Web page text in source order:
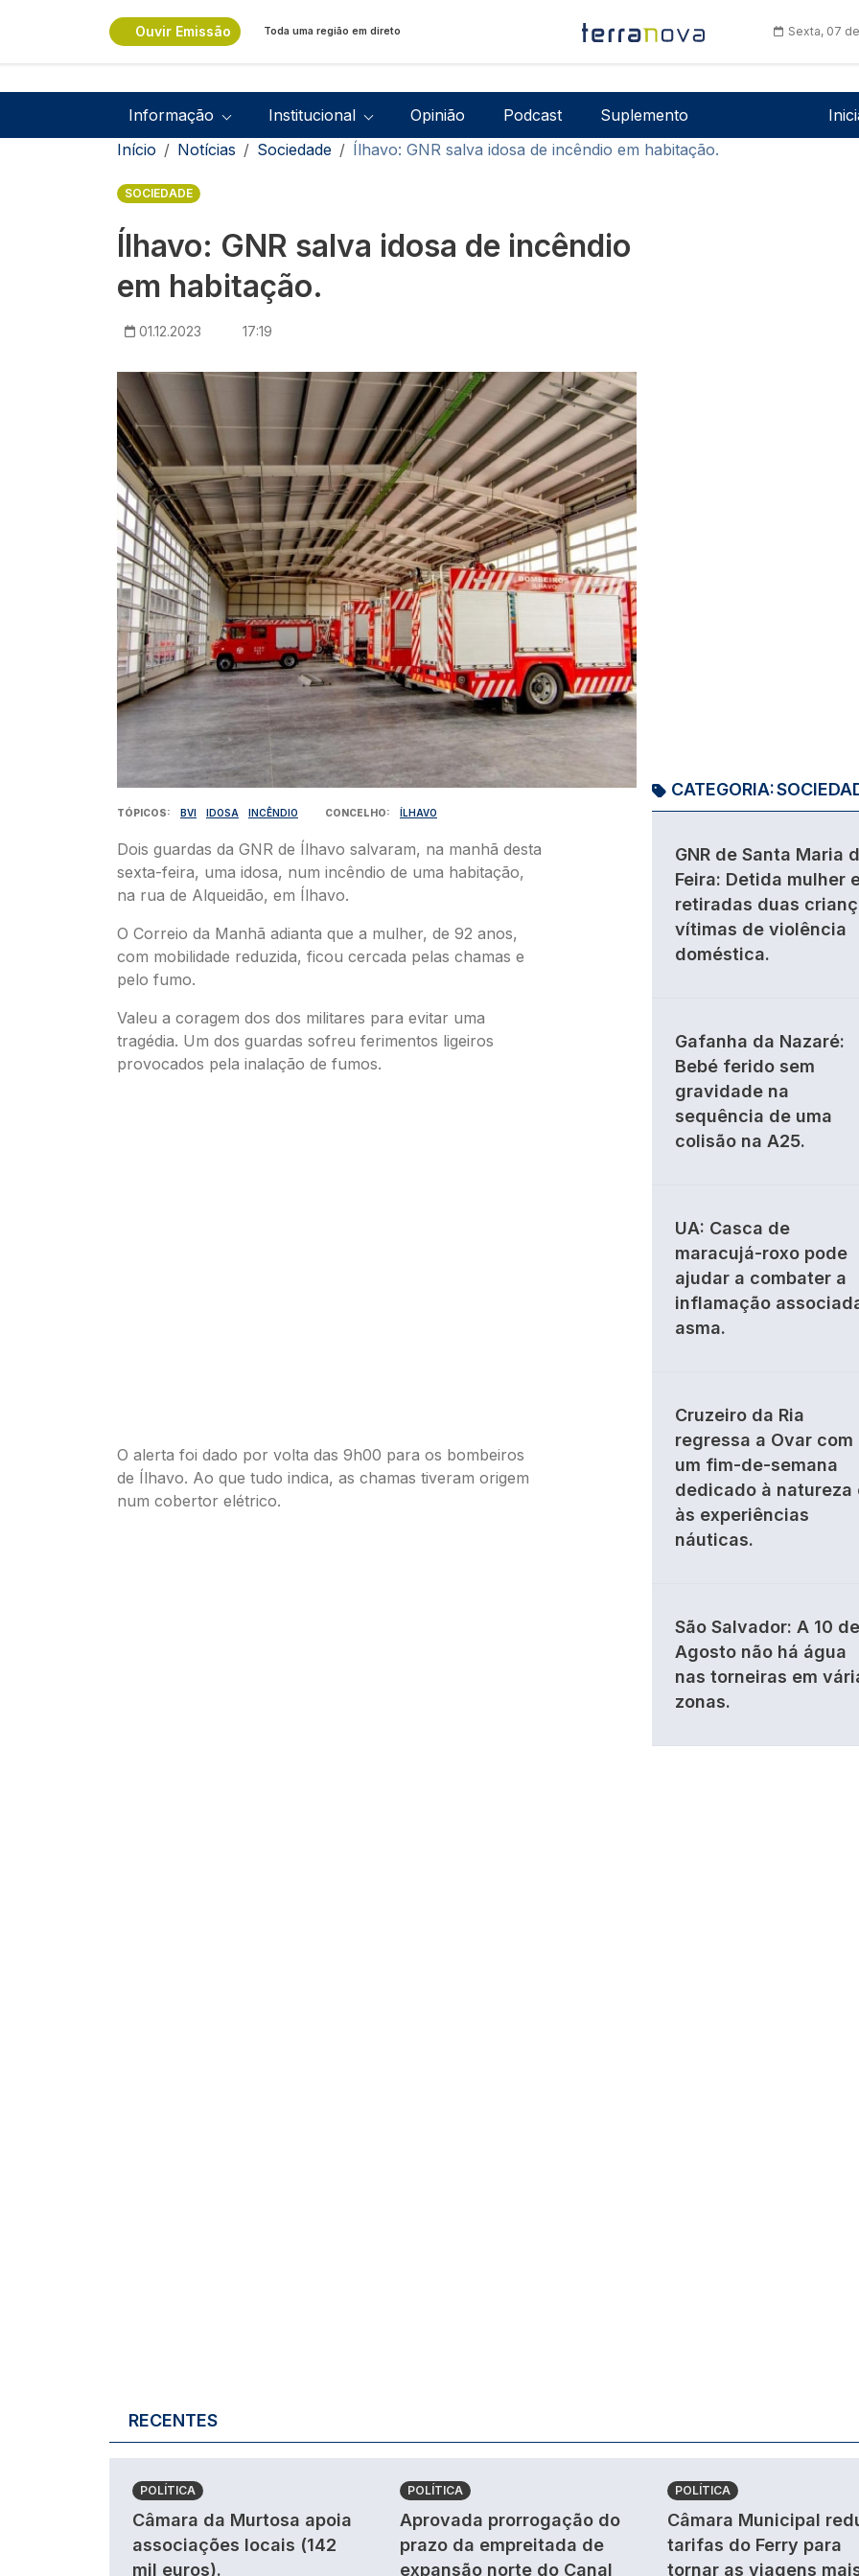
Ouvir Emissão Toda uma região em direto Sexta, 07
Navegação principal
Informação Institucional Opinião Podcast Suplemento
Navegação estrutural
Início Notícias Sociedade Ílhavo: GNR salva idosa de incêndio em habitação.
SOCIEDADE
Ílhavo: GNR salva idosa de incêndio
em habitação.
01.12.2023 17:19
Imagem
TÓPICOS BVI IDOSA INCÊNDIO CONCELHO ÍLHAVO
Dois guardas da GNR de Ílhavo salvaram, na manhã desta
sexta-feira, uma idosa, num incêndio de uma habitação,
na rua de Alqueidão, em Ílhavo.
O Correio da Manhã adianta que a mulher, de 92 anos,
com mobilidade reduzida, ficou cercada pelas chamas e
pelo fumo.
Valeu a coragem dos dos militares para evitar uma
tragédia. Um dos guardas sofreu ferimentos ligeiros
provocados pela inalação de fumos.
O alerta foi dado por volta das 9h00 para os bombeiros
de Ílhavo. Ao que tudo indica, as chamas tiveram origem
num cobertor elétrico.
CATEGORIA:
GNR de Santa Maria
Feira: Detida mulher
retiradas duas
vítimas de violência
doméstica.
Gafanha da Nazaré:
Bebé ferido sem
gravidade na
sequência de uma
colisão na A25.
UA: Casca de
maracujá-roxo pode
ajudar a combater a
inflamação
asma.
Cruzeiro da Ria
regressa a Ovar com
um fim-de-semana
dedicado à natureza
às experiências
náuticas.
São Salvador: A 10 de
Agosto não há água
nas torneiras em
zonas.
RECENTES
POLÍTICA
Câmara da Murtosa apoia
associações locais (142
mil euros).
POLÍTICA
Aprovada prorrogação do
prazo da empreitada de
expansão norte do Canal
POLÍTICA
Câmara Municipal
tarifas do Ferry para
tornar as viagens